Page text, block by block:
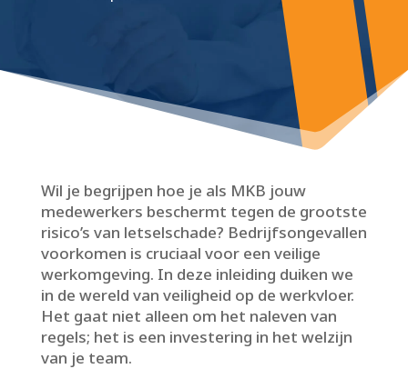
Wil je begrijpen hoe je als MKB jouw
medewerkers beschermt tegen de grootste
risico’s van letselschade? Bedrijfsongevallen
voorkomen is cruciaal voor een veilige
werkomgeving.​ In deze inleiding duiken we
in de wereld van veiligheid op de werkvloer.​
Het gaat niet alleen om het naleven van
regels; het is een investering in het welzijn
van je team.​